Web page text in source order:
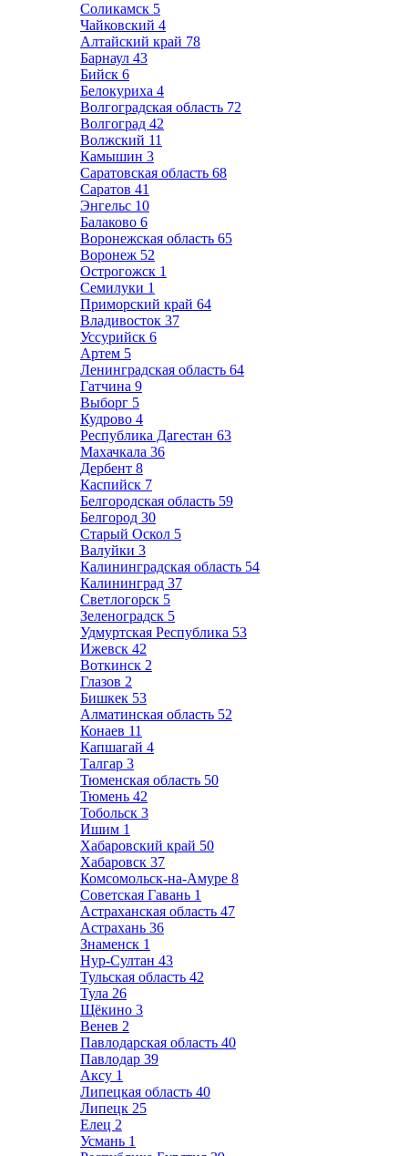
Соликамск 5
Чайковский 4
Алтайский край 78
Барнаул 43
Бийск 6
Белокуриха 4
Волгоградская область 72
Волгоград 42
Волжский 11
Камышин 3
Саратовская область 68
Саратов 41
Энгельс 10
Балаково 6
Воронежская область 65
Воронеж 52
Острогожск 1
Семилуки 1
Приморский край 64
Владивосток 37
Уссурийск 6
Артем 5
Ленинградская область 64
Гатчина 9
Выборг 5
Кудрово 4
Республика Дагестан 63
Махачкала 36
Дербент 8
Каспийск 7
Белгородская область 59
Белгород 30
Старый Оскол 5
Валуйки 3
Калининградская область 54
Калининград 37
Светлогорск 5
Зеленоградск 5
Удмуртская Республика 53
Ижевск 42
Воткинск 2
Глазов 2
Бишкек 53
Алматинская область 52
Конаев 11
Капшагай 4
Талгар 3
Тюменская область 50
Тюмень 42
Тобольск 3
Ишим 1
Хабаровский край 50
Хабаровск 37
Комсомольск-на-Амуре 8
Советская Гавань 1
Астраханская область 47
Астрахань 36
Знаменск 1
Нур-Султан 43
Тульская область 42
Тула 26
Щёкино 3
Венев 2
Павлодарская область 40
Павлодар 39
Аксу 1
Липецкая область 40
Липецк 25
Елец 2
Усмань 1